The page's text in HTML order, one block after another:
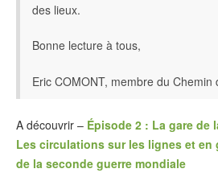
des lieux.
Bonne lecture à tous,
Eric COMONT, membre du Chemin
A découvrir – Épisode 2 : La gare de
Les circulations sur les lignes et en
de la seconde guerre mondiale